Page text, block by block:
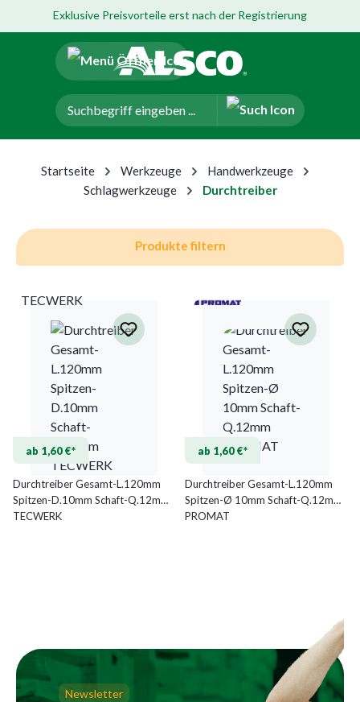
Hauptinhalt springen
Zur Navigation der B2B-Plattform springen
Exklusive Preisvorteile erst nach der Registrierung
Startseite Werkzeuge
Handwerkzeuge
Schlagwerkzeuge
Durchtreiber
Produkte filtern
TECWERK
ab 1,60 €*
Durchtreiber Gesamt-L.120mm
Spitzen-D.10mm Schaft-Q.12mm
TECWERK
ab 1,60 €*
Durchtreiber Gesamt-L.120mm
Spitzen-Ø 10mm Schaft-Q.12mm
PROMAT
Newsletter